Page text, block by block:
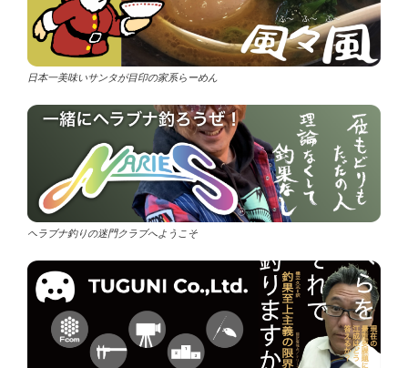
日本一美味いサンタが目印の家系らーめん
ヘラブナ釣りの迷門クラブへようこそ